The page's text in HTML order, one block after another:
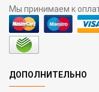
Мы принимаем к
ДОПОЛНИТЕЛЬНО